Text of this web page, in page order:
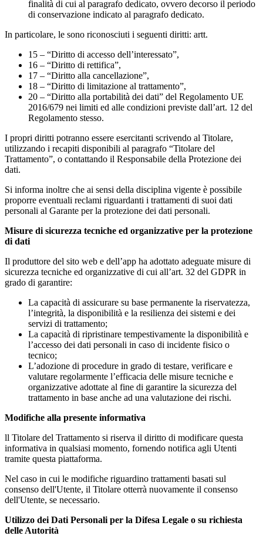
finalità di cui al paragrafo dedicato, ovvero decorso il periodo
di conservazione indicato al paragrafo dedicato.
In particolare, le sono riconosciuti i seguenti diritti: artt.
15 – “Diritto di accesso dell’interessato”,
16 – “Diritto di rettifica”,
17 – “Diritto alla cancellazione”,
18 – “Diritto di limitazione al trattamento”,
20 – “Diritto alla portabilità dei dati” del Regolamento UE
2016/679 nei limiti ed alle condizioni previste dall’art. 12 del
Regolamento stesso.
I propri diritti potranno essere esercitanti scrivendo al Titolare,
utilizzando i recapiti disponibili al paragrafo “Titolare del
Trattamento”, o contattando il Responsabile della Protezione dei
dati.
Si informa inoltre che ai sensi della disciplina vigente è possibile
proporre eventuali reclami riguardanti i trattamenti di suoi dati
personali al Garante per la protezione dei dati personali.
Misure di sicurezza tecniche ed organizzative per la protezione
di dati
Il produttore del sito web e dell’app ha adottato adeguate misure di
sicurezza tecniche ed organizzative di cui all’art. 32 del GDPR in
grado di garantire:
La capacità di assicurare su base permanente la riservatezza,
l’integrità, la disponibilità e la resilienza dei sistemi e dei
servizi di trattamento;
La capacità di ripristinare tempestivamente la disponibilità e
l’accesso dei dati personali in caso di incidente fisico o
tecnico;
L’adozione di procedure in grado di testare, verificare e
valutare regolarmente l’efficacia delle misure tecniche e
organizzative adottate al fine di garantire la sicurezza del
trattamento in base anche ad una valutazione dei rischi.
Modifiche alla presente informativa
ll Titolare del Trattamento si riserva il diritto di modificare questa
informativa in qualsiasi momento, fornendo notifica agli Utenti
tramite questa piattaforma.
Nel caso in cui le modifiche riguardino trattamenti basati sul
consenso dell'Utente, il Titolare otterrà nuovamente il consenso
dell'Utente, se necessario.
Utilizzo dei Dati Personali per la Difesa Legale o su richiesta
delle Autorità